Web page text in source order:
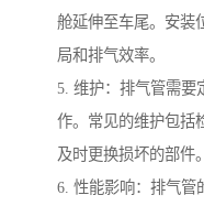
舱延伸至车尾。安装
局和排气效率。
5. 维护：排气管需要
作。常见的维护包括
及时更换损坏的部件。
6. 性能影响：排气管